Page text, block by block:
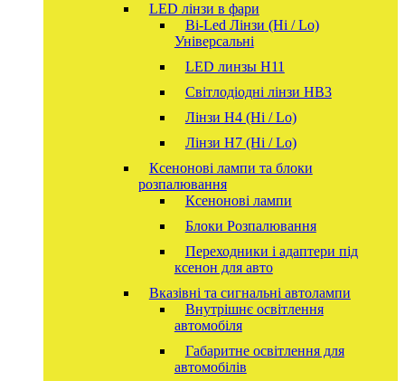
LED лінзи в фари
Bi-Led Лінзи (Hi / Lo)
Універсальні
LED линзы H11
Світлодіодні лінзи HB3
Лінзи Н4 (Hi / Lo)
Лінзи Н7 (Hi / Lo)
Ксенонові лампи та блоки
розпалювання
Ксенонові лампи
Блоки Розпалювання
Переходники і адаптери під
ксенон для авто
Вказівні та сигнальні автолампи
Внутрішнє освітлення
автомобіля
Габаритне освітлення для
автомобілів